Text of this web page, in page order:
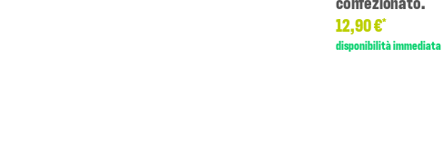
12,90 €*
disponibilità immediata